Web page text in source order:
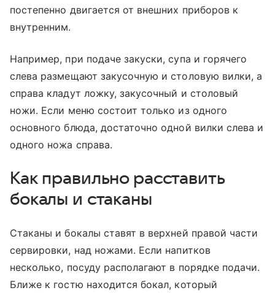
постепенно двигается от внешних приборов к
внутренним.
Например, при подаче закуски, супа и горячего
слева размещают закусочную и столовую вилки, а
справа кладут ложку, закусочный и столовый
ножи. Если меню состоит только из одного
основного блюда, достаточно одной вилки слева и
одного ножа справа.
Как правильно расставить
бокалы и стаканы
Стаканы и бокалы ставят в верхней правой части
сервировки, над ножами. Если напитков
несколько, посуду располагают в порядке подачи.
Ближе к гостю находится бокал, который